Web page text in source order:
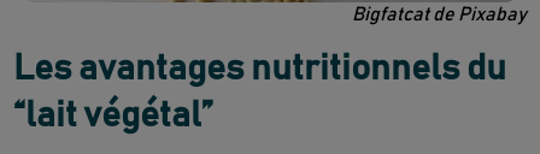
Bigfatcat de Pixabay
Les avantages nutritionnels du
“lait végétal”